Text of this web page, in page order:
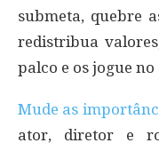
submeta, quebre
redistribua
palco e os jogue no
Mude as
ator, diretor e